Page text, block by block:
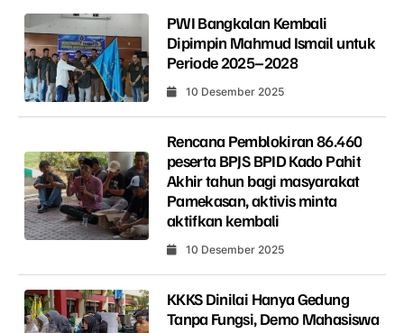
PWI Bangkalan Kembali
Dipimpin Mahmud Ismail untuk
Periode 2025–2028
10 Desember 2025
Rencana Pemblokiran 86.460
peserta BPJS BPID Kado Pahit
Akhir tahun bagi masyarakat
Pamekasan, aktivis minta
aktifkan kembali
10 Desember 2025
KKKS Dinilai Hanya Gedung
Tanpa Fungsi, Demo Mahasiswa